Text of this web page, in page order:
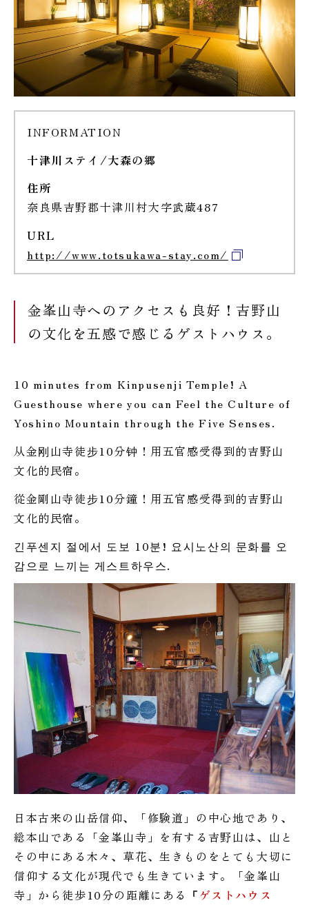
INFORMATION
十津川ステイ/大森の郷
住所
奈良県吉野郡十津川村大字武蔵487
URL
http://www.totsukawa-stay.com/
金峯山寺へのアクセスも良好！吉野山
の文化を五感で感じるゲストハウス。
10 minutes from Kinpusenji Temple! A
Guesthouse where you can Feel the Culture of
Yoshino Mountain through the Five Senses.
从金刚山寺徒步10分钟！用五官感受得到的吉野山
文化的民宿。
從金剛山寺徒步10分鐘！用五官感受得到的吉野山
文化的民宿。
긴푸센지 절에서 도보 10분! 요시노산의 문화를 오
감으로 느끼는 게스트하우스.
日本古来の山岳信仰、「修験道」の中心地であり、
総本山である「金峯山寺」を有する吉野山は、山と
その中にある木々、草花、生きものをとても大切に
信仰する文化が現代でも生きています。「金峯山
寺」から徒歩10分の距離にある『ゲストハウス